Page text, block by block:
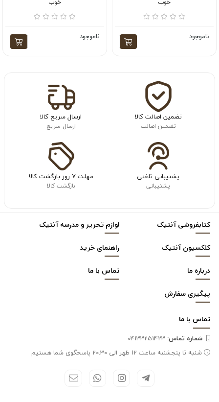
ناموجود ناموجود
تضمین اصالت کالا
تضمین اصالت
ارسال سریع کالا
ارسال سریع
پشتیبانی تلفنی
پشتیبانی
مهلت ۷ روز بازگشت کالا
بازگشت کالا
کتابفروشی آنتیک
لوازم تحریر و مدرسه آنتیک
کلکسیون آنتیک
راهنمای خرید
درباره ما
تماس با ما
پیگیری سفارش
تماس با ما
شماره تماس‌:
شنبه تا پنجشنبه ساعت 12 ظهر الی 20.30 پاسخگوی شما هستیم